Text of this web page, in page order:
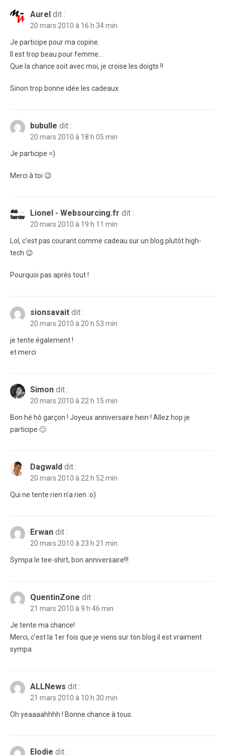
Aurel dit :
20 mars 2010 à 16 h 34 min
Je participe pour ma copine.
Il est trop beau pour femme…
Que la chance soit avec moi, je croise les doigts !!
Sinon trop bonne idée les cadeaux
bubulle dit :
20 mars 2010 à 18 h 05 min
Je participe =)
Merci à toi 😉
Lionel - Websourcing.fr dit :
20 mars 2010 à 19 h 11 min
Lol, c’est pas courant comme cadeau sur un blog plutôt high-
tech 😉
Pourquoi pas après tout !
sionsavait dit :
20 mars 2010 à 20 h 53 min
je tente également !
et merci
Simon dit :
20 mars 2010 à 22 h 15 min
Bon hé hô garçon ! Joyeux anniversaire hein ! Allez hop je
participe 🙂
Dagwald dit :
20 mars 2010 à 22 h 52 min
Qui ne tente rien n’a rien :o)
Erwan dit :
20 mars 2010 à 23 h 21 min
Sympa le tee-shirt, bon anniversaire!!!
QuentinZone dit :
21 mars 2010 à 9 h 46 min
Je tente ma chance!
Merci, c’est la 1er fois que je viens sur ton blog il est vraiment
sympa
ALLNews dit :
21 mars 2010 à 10 h 30 min
Oh yeaaaahhhh ! Bonne chance à tous.
Elodie dit :